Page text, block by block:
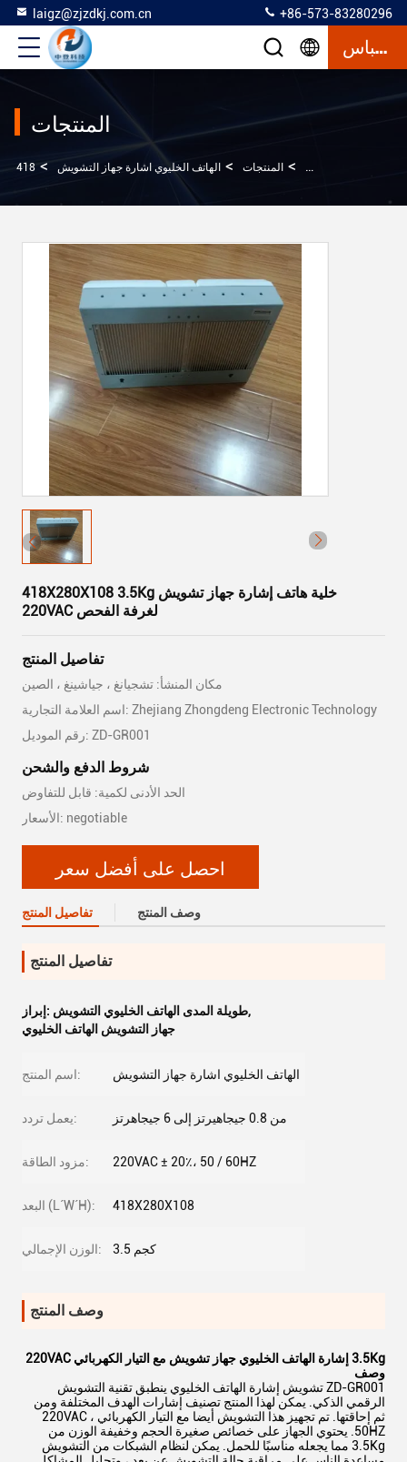
laigz@zjzdkj.com.cn +86-573-83280296
إقتباس
المنتجات
بيت > المنتجات > الهاتف الخليوي اشارة جهاز التشويش >
418X280X108 3.5Kg خلية هاتف إشارة جهاز تشويش
220VAC لغرفة الفحص
تفاصيل المنتج
مكان المنشأ: تشجيانغ ، جياشينغ ، الصين
اسم العلامة التجارية: Zhejiang Zhongdeng Electronic Technology
رقم الموديل: ZD-GR001
شروط الدفع والشحن
الحد الأدنى لكمية: قابل للتفاوض
الأسعار: negotiable
احصل على أفضل سعر
تفاصيل المنتج وصف المنتج
تفاصيل المنتج
إبراز: طويلة المدى الهاتف الخليوي التشويش,
جهاز التشويش الهاتف الخليوي
اسم المنتج: الهاتف الخليوي اشارة جهاز التشويش
يعمل تردد: من 0.8 جيجاهيرتز إلى 6 جيجاهرتز
مزود الطاقة: 220VAC ± 20٪، 50 / 60HZ
البعد (L´W´H): 418X280X108
الوزن الإجمالي: 3.5 كجم
وصف المنتج
3.5Kg إشارة الهاتف الخليوي جهاز تشويش مع التيار الكهربائي 220VAC
وصف
ZD-GR001 تشويش إشارة الهاتف الخليوي ينطبق تقنية التشويش
الرقمي الذكي. يمكن لهذا المنتج تصنيف إشارات الهدف المختلفة ومن
ثم إحاقتها. تم تجهيز هذا التشويش أيضا مع التيار الكهربائي 220VAC ،
50HZ. يحتوي الجهاز على خصائص صغيرة الحجم وخفيفة الوزن من
3.5Kg مما يجعله مناسبًا للحمل. يمكن لنظام الشبكات من التشويش